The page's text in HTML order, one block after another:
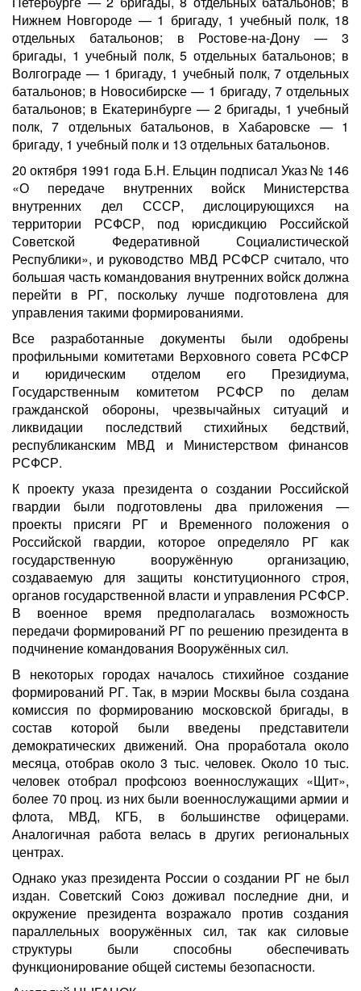
Нижнем Новгороде — 1 бригаду, 1 учебный полк, 18
отдельных батальонов; в Ростове-на-Дону — 3
бригады, 1 учебный полк, 5 отдельных батальонов; в
Волгограде — 1 бригаду, 1 учебный полк, 7 отдельных
батальонов; в Новосибирске — 1 бригаду, 7 отдельных
батальонов; в Екатеринбурге — 2 бригады, 1 учебный
полк, 7 отдельных батальонов, в Хабаровске — 1
бригаду, 1 учебный полк и 13 отдельных батальонов.
20 октября 1991 года Б.Н. Ельцин подписал Указ № 146
«О передаче внутренних войск Министерства
внутренних дел СССР, дислоцирующихся на
территории РСФСР, под юрисдикцию Российской
Советской Федеративной Социалистической
Республики», и руководство МВД РСФСР считало, что
большая часть командования внутренних войск должна
перейти в РГ, поскольку лучше подготовлена для
управления такими формированиями.
Все разработанные документы были одобрены
профильными комитетами Верховного совета РСФСР
и юридическим отделом его Президиума,
Государственным комитетом РСФСР по делам
гражданской обороны, чрезвычайных ситуаций и
ликвидации последствий стихийных бедствий,
республиканским МВД и Министерством финансов
РСФСР.
К проекту указа президента о создании Российской
гвардии были подготовлены два приложения —
проекты присяги РГ и Временного положения о
Российской гвардии, которое определяло РГ как
государственную вооружённую организацию,
создаваемую для защиты конституционного строя,
органов государственной власти и управления РСФСР.
В военное время предполагалась возможность
передачи формирований РГ по решению президента в
подчинение командования Вооружённых сил.
В некоторых городах началось стихийное создание
формирований РГ. Так, в мэрии Москвы была создана
комиссия по формированию московской бригады, в
состав которой были введены представители
демократических движений. Она проработала около
месяца, отобрав около 3 тыс. человек. Около 10 тыс.
человек отобрал профсоюз военнослужащих «Щит»,
более 70 проц. из них были военнослужащими армии и
флота, МВД, КГБ, в большинстве офицерами.
Аналогичная работа велась в других региональных
центрах.
Однако указ президента России о создании РГ не был
издан. Советский Союз доживал последние дни, и
окружение президента возражало против создания
параллельных вооружённых сил, так как силовые
структуры были способны обеспечивать
функционирование общей системы безопасности.